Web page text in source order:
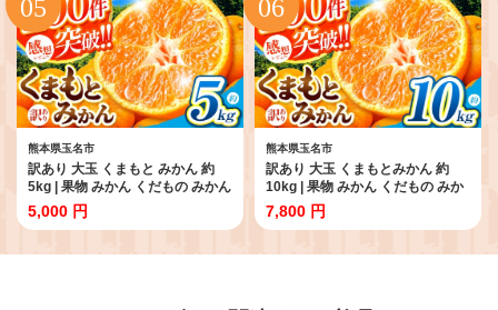
熊本県玉名市
訳あり 大玉 くまもと みかん 約
5kg | 果物 みかん くだもの みかん
フルーツ みかん 柑橘 みかん 柑橘
類 みかん ミカン 家庭用 みかん 熊
5,000 円
熊本県玉名市
訳あり 大玉 くまもとみかん 約
10kg | 果物 みかん くだもの みか
ん フルーツ みかん 柑橘 みかん 柑
橘類 みかん ミカン 家庭用 みかん
7,800 円